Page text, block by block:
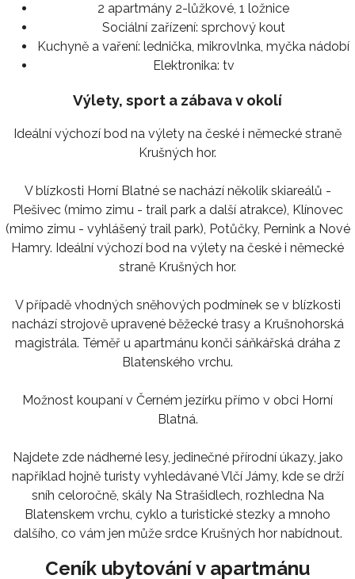
2 apartmány 2-lůžkové, 1 ložnice
Sociální zařízení: sprchový kout
Kuchyně a vaření: lednička, mikrovlnka, myčka nádobí
Elektronika: tv
Výlety, sport a zábava v okolí
Ideální výchozí bod na výlety na české i německé straně
Krušných hor.
V blízkosti Horní Blatné se nachází několik skiareálů -
Plešivec (mimo zimu - trail park a další atrakce), Klínovec
(mimo zimu - vyhlášený trail park), Potůčky, Pernink a Nové
Hamry. Ideální výchozí bod na výlety na české i německé
straně Krušných hor.
V případě vhodných sněhových podmínek se v blízkosti
nachází strojově upravené běžecké trasy a Krušnohorská
magistrála. Téměř u apartmánu konči sáňkářská dráha z
Blatenského vrchu.
Možnost koupaní v Černém jezírku přímo v obci Horní
Blatná.
Najdete zde nádherné lesy, jedinečné přírodní úkazy, jako
například hojně turisty vyhledávané Vlčí Jámy, kde se drží
sníh celoročně, skály Na Strašidlech, rozhledna Na
Blatenskem vrchu, cyklo a turistické stezky a mnoho
dalšího, co vám jen může srdce Krušných hor nabídnout.
Ceník ubytování v apartmánu